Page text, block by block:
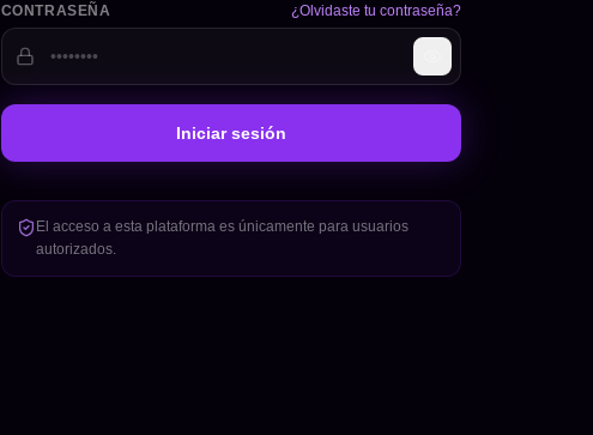
CONTRASEÑA ¿Olvidaste tu contraseña?
Iniciar sesión
El acceso a esta plataforma es únicamente para usuarios
autorizados.